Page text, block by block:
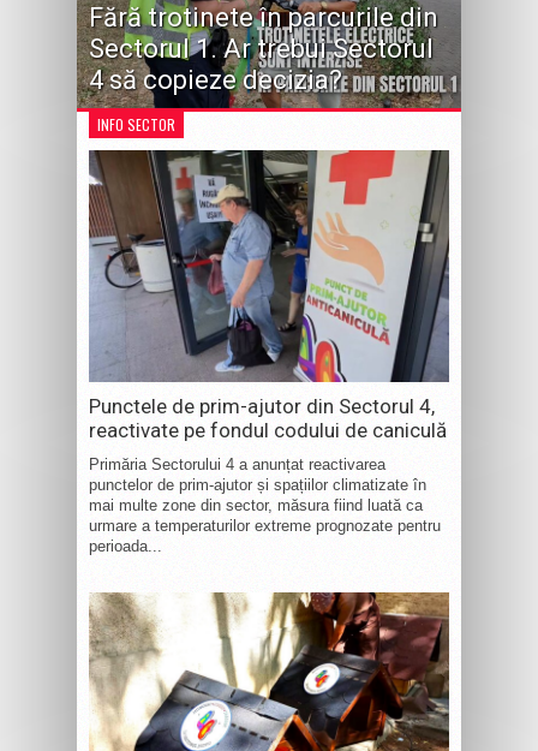
Fără trotinete în parcurile din
Sectorul 1. Ar trebui Sectorul
4 să copieze decizia?
INFO SECTOR
Punctele de prim-ajutor din Sectorul 4,
reactivate pe fondul codului de caniculă
Primăria Sectorului 4 a anunțat reactivarea
punctelor de prim-ajutor și spațiilor climatizate în
mai multe zone din sector, măsura fiind luată ca
urmare a temperaturilor extreme prognozate pentru
perioada...